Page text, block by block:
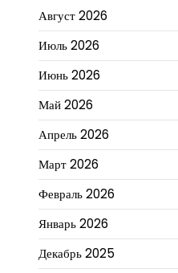
Август 2026
Июль 2026
Июнь 2026
Май 2026
Апрель 2026
Март 2026
Февраль 2026
Январь 2026
Декабрь 2025